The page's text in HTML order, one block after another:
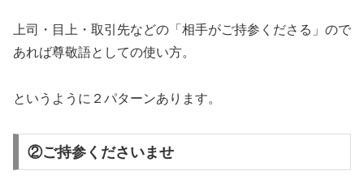
上司・目上・取引先などの「相手がご持参くださる」ので
あれば尊敬語としての使い方。
というように２パターンあります。
②ご持参くださいませ